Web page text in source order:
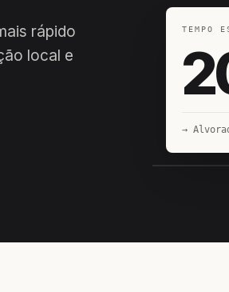
rápido
local e
TEMPO
→